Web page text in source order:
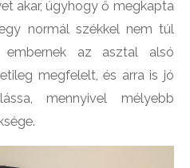
akar, úgyhogy ő megkapta
normál székkel nem túl
az asztal alsó
megfelelt, és arra is jó
mennyivel mélyebb